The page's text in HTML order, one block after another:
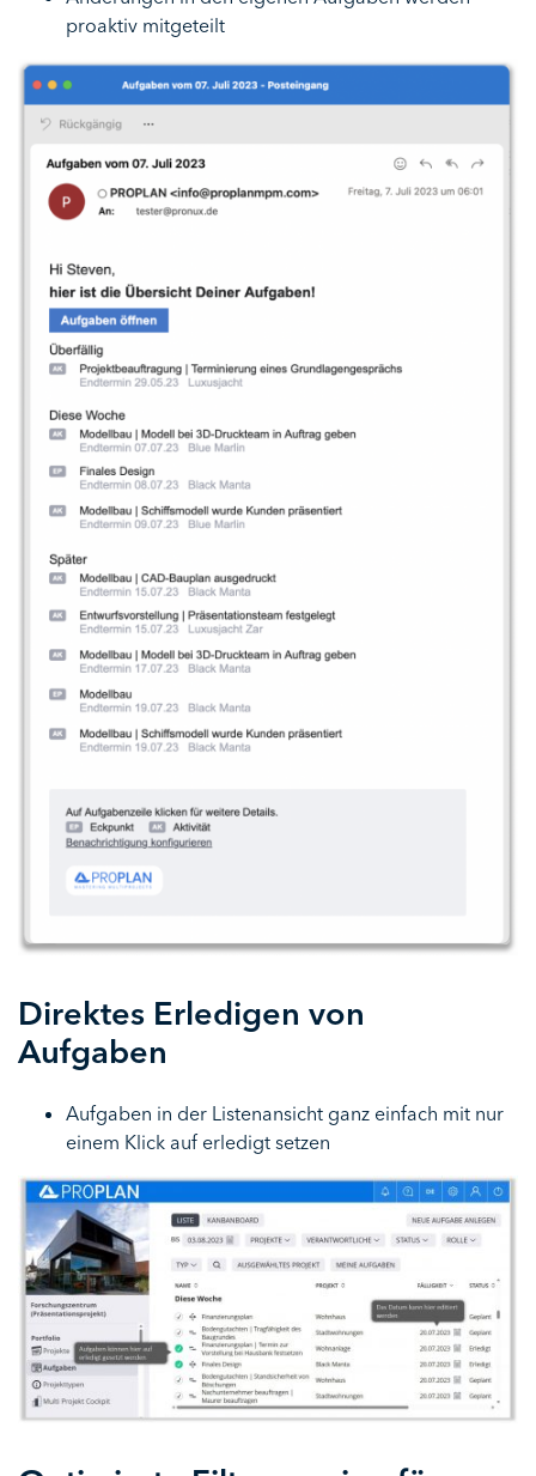
proaktiv mitgeteilt
Direktes Erledigen von
Aufgaben
Aufgaben in der Listenansicht ganz einfach mit nur
einem Klick auf erledigt setzen